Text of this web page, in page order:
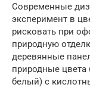
Современные
эксперимент в
рисковать при
природную
деревянные
природные
белый) с